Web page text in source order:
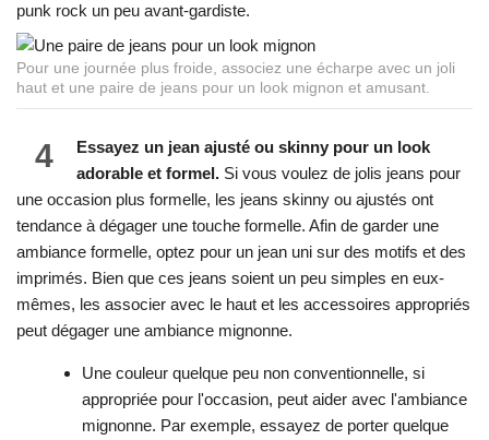
punk rock un peu avant-gardiste.
Pour une journée plus froide, associez une écharpe avec un joli
haut et une paire de jeans pour un look mignon et amusant.
4
Essayez un jean ajusté ou skinny pour un look
adorable et formel. Si vous voulez de jolis jeans pour
une occasion plus formelle, les jeans skinny ou ajustés ont
tendance à dégager une touche formelle. Afin de garder une
ambiance formelle, optez pour un jean uni sur des motifs et des
imprimés. Bien que ces jeans soient un peu simples en eux-
mêmes, les associer avec le haut et les accessoires appropriés
peut dégager une ambiance mignonne.
Une couleur quelque peu non conventionnelle, si
appropriée pour l'occasion, peut aider avec l'ambiance
mignonne. Par exemple, essayez de porter quelque